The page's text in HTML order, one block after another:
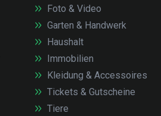
Foto & Video
Garten & Handwerk
Haushalt
Immobilien
Kleidung & Accessoires
Tickets & Gutscheine
Tiere